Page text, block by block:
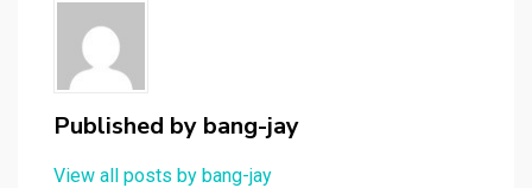
Published by bang-jay
View all posts by bang-jay